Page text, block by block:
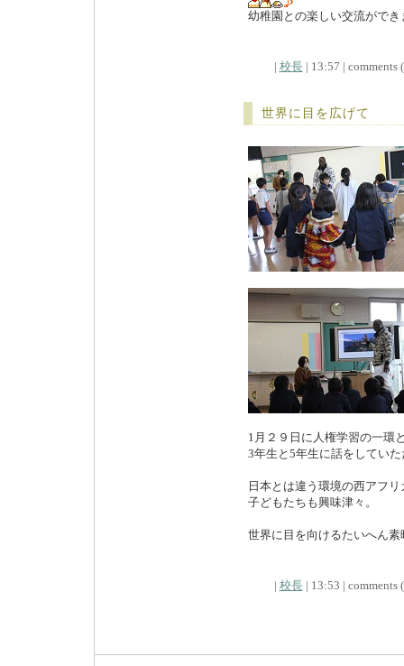
幼稚園との楽しい交流ができ
| 校長| 13:57 | comments
世界に目を広げて
1月２９日に人権学習の一環
3年生と5年生に話をしてい
日本とは違う環境の西アフ
子どもたちも興味津々。
世界に目を向けるたいへん
| 校長| 13:53 | comments